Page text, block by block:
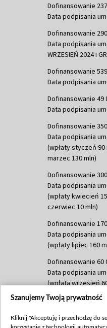
Dofinansowanie
Data podpisania
Dofinansowanie
Data podpisania
WRZESIEŃ 2024 i
Dofinansowanie
Data podpisania
Dofinansowanie 49
Data podpisania
Dofinansowanie
Data podpisania
(wpłaty styczeń 90
marzec 130 mln)
Dofinansowanie
Data podpisania
(wpłaty kwiecień
czerwiec 10 mln)
Dofinansowanie
Data podpisania
(wpłaty lipiec 160
Dofinansowanie 60
Data podpisania
(wpłata wrzesień
Dofinansowanie 635
(wpłata wrzesień
Szanujemy Twoją prywatność
Kliknij "Akceptuję i przechodzę do